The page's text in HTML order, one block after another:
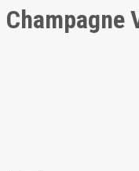
Champagne